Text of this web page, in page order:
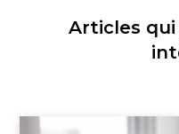
Articles